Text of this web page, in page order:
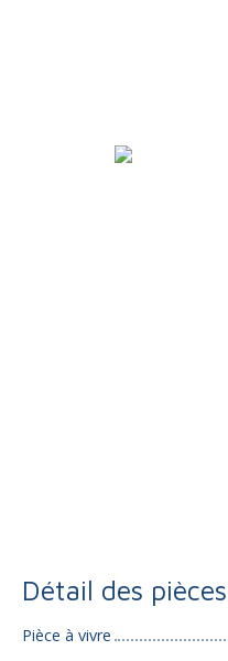
Détail des pièces
Pièce à vivre